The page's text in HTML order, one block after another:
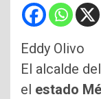
Eddy Olivo
El alcalde
el estado